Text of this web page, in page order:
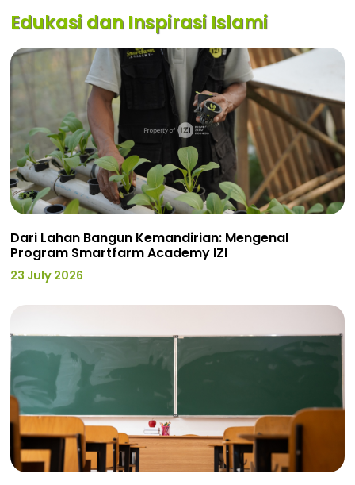
Edukasi dan Inspirasi Islami
Dari Lahan Bangun Kemandirian: Mengenal
Program Smartfarm Academy IZI
23 July 2026